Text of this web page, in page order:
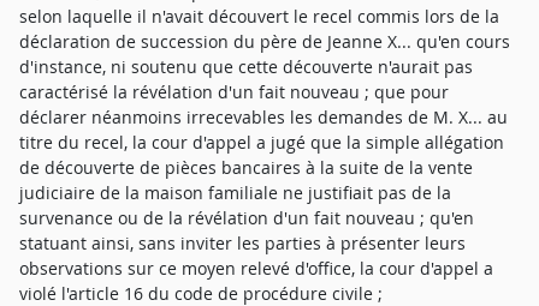
selon laquelle il n'avait découvert le recel commis lors de la
déclaration de succession du père de Jeanne X... qu'en cours
d'instance, ni soutenu que cette découverte n'aurait pas
caractérisé la révélation d'un fait nouveau ; que pour
déclarer néanmoins irrecevables les demandes de M. X... au
titre du recel, la cour d'appel a jugé que la simple allégation
de découverte de pièces bancaires à la suite de la vente
judiciaire de la maison familiale ne justifiait pas de la
survenance ou de la révélation d'un fait nouveau ; qu'en
statuant ainsi, sans inviter les parties à présenter leurs
observations sur ce moyen relevé d'office, la cour d'appel a
violé l'article 16 du code de procédure civile ;